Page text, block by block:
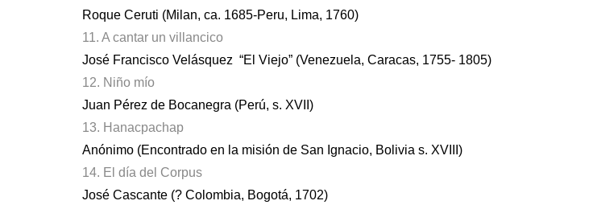
Roque Ceruti (Milan, ca. 1685-Peru, Lima, 1760)
11. A cantar un villancico
José Francisco Velásquez “El Viejo” (Venezuela, Caracas, 1755- 1805)
12. Niño mío
Juan Pérez de Bocanegra (Perú, s. XVII)
13. Hanacpachap
Anónimo (Encontrado en la misión de San Ignacio, Bolivia s. XVIII)
14. El día del Corpus
José Cascante (? Colombia, Bogotá, 1702)